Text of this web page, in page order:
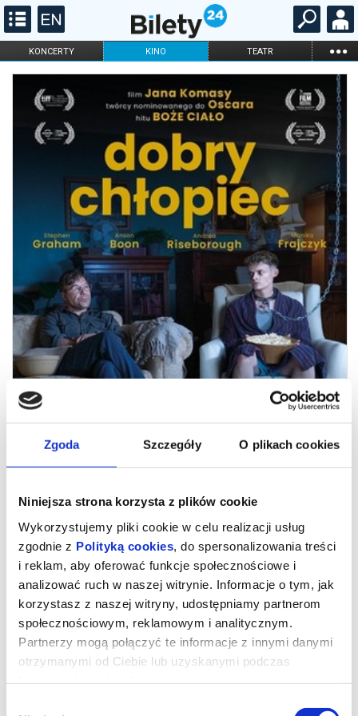
Zgoda Szczegóły O plikach cookies
Niniejsza strona korzysta z plików cookie
Wykorzystujemy pliki cookie w celu realizacji usług
zgodnie z Polityką cookies , do spersonalizowania treści
i reklam, aby oferować funkcje społecznościowe i
analizować ruch w naszej witrynie. Informacje o tym, jak
korzystasz z naszej witryny, udostępniamy partnerom
społecznościowym, reklamowym i analitycznym.
Partnerzy mogą połączyć te informacje z innymi danymi
otrzymanymi od Ciebie lub uzyskanymi podczas
KONCERTY KINO TEATR ...
FILHARMONIA OPERA I BALET
DLA DZIECI
ONLINE KARNETY
Filmowe spotkania z psychoanalizą:
DOBRY CHŁOPIEC
"Dobry chłopiec" (Good Boy)
Polska, Wielka Brytania, 2025, 110 minut
„Dobry chłopiec” to kolejna międzynarodowa produkcja Jana